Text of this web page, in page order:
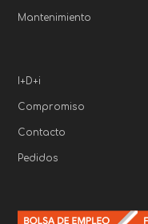
Mantenimiento
I+D+i
Compromiso
Contacto
Pedidos